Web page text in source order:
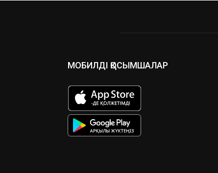
МОБИЛДІ ҚОСЫМШАЛАР